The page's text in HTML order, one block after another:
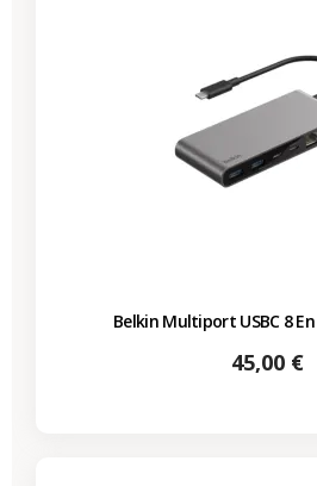
Belkin Multiport USBC 8
Prix
45,00 €